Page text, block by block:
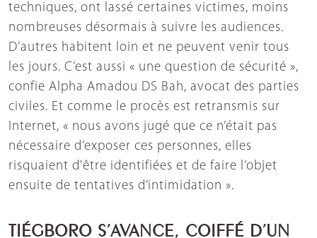
techniques, ont lassé certaines victimes, moins
nombreuses désormais à suivre les audiences.
D’autres habitent loin et ne peuvent venir tous
les jours. C’est aussi « une question de sécurité »,
confie Alpha Amadou DS Bah, avocat des parties
civiles. Et comme le procès est retransmis sur
Internet, « nous avons jugé que ce n’était pas
nécessaire d’exposer ces personnes, elles
risquaient d'être identifiées et de faire l’objet
ensuite de tentatives d’intimidation ».
TIÉGBORO S’AVANCE, COIFFÉ D’UN